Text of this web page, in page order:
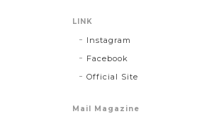
LINK
Instagram
Facebook
Official Site
Mail Magazine